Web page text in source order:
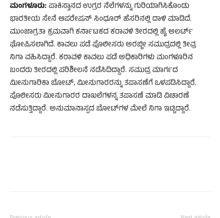
ಮಂಗಳೂರು: ಪಾಕಿಸ್ತಾನದ ಉಗ್ರರ ನೆಲೆಗಳನ್ನು ಗುರಿಯಾಗಿಸಿಕೊಂಡು
ಭಾರತೀಯ ಸೇನೆ ಆಪರೇಷನ್​ ಸಿಂಧೂರ್​ ಹೆಸರಿನಲ್ಲಿ ದಾಳಿ ಮಾಡಿದೆ.
ಮುಂಜಾಗ್ರತಾ ಕ್ರಮವಾಗಿ ಕರ್ನಾಟಕದ ಕರಾವಳಿ ತೀರದಲ್ಲಿ ಹೈ ಅಲರ್ಟ್
ಘೋಷಿಸಲಾಗಿದೆ. ಕಾವಲು ಪಡೆ ಪೊಲೀಸರು ಅರಬ್ಬೀ ಸಮುದ್ರದಲ್ಲಿ ತೀವ್ರ
ನಿಗಾ ವಹಿಸಿದ್ದಾರೆ. ಕರಾವಳಿ ಕಾವಲು ಪಡೆ ಅಧಿಕಾರಿಗಳು ಮಂಗಳೂರಿನ
ಬಂದರು ತೀರದಲ್ಲಿ ಪರಿಶೀಲನೆ ನಡೆಸಿದಿದ್ದಾರೆ. ಸಮುದ್ರ ಮಾರ್ಗದ
ಮೀನುಗಾರಿಕಾ ಬೋಟ್, ಮೀನುಗಾರರನ್ನು ತಪಾಸಣೆಗೆ ಒಳಪಡಿಸಿದ್ದಾರೆ.
ಪೊಲೀಸರು ಮೀನುಗಾರರ ದಾಖಲೆಗಳನ್ನ ತಪಾಸಣೆ ಮಾಡಿ ವಿಚಾರಣೆ
ನಡೆಸುತ್ತಿದ್ದಾರೆ. ಅನುಮಾನಾಸ್ಪದ ಬೋಟ್‌ಗಳ ಮೇಲೆ ನಿಗಾ ಇಟ್ಟಿದ್ದಾರೆ.